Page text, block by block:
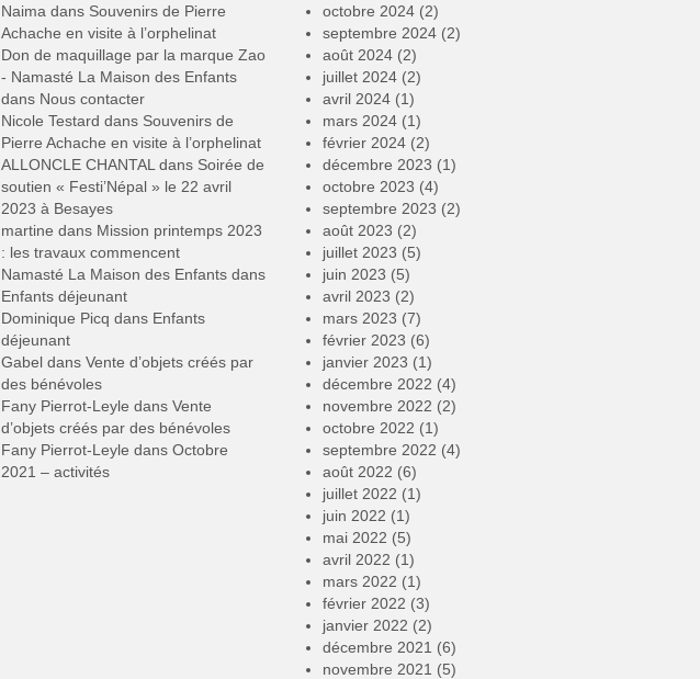
Naima dans Souvenirs de Pierre
Achache en visite à l’orphelinat
Don de maquillage par la marque Zao
- Namasté La Maison des Enfants
dans Nous contacter
Nicole Testard dans Souvenirs de
Pierre Achache en visite à l’orphelinat
ALLONCLE CHANTAL dans Soirée de
soutien « Festi’Népal » le 22 avril
2023 à Besayes
martine dans Mission printemps 2023
: les travaux commencent
Namasté La Maison des Enfants dans
Enfants déjeunant
Dominique Picq dans Enfants
déjeunant
Gabel dans Vente d’objets créés par
des bénévoles
Fany Pierrot-Leyle dans Vente
d’objets créés par des bénévoles
Fany Pierrot-Leyle dans Octobre
2021 – activités
octobre 2024(2)
septembre 2024(2)
août 2024(2)
juillet 2024(2)
avril 2024(1)
mars 2024(1)
février 2024(2)
décembre 2023 (1)
octobre 2023 (4)
septembre 2023 (2)
août 2023 (2)
juillet 2023 (5)
juin 2023 (5)
avril 2023 (2)
mars 2023 (7)
février 2023 (6)
janvier 2023 (1)
décembre 2022 (4)
novembre 2022 (2)
octobre 2022 (1)
septembre 2022 (4)
août 2022 (6)
juillet 2022 (1)
juin 2022 (1)
mai 2022 (5)
avril 2022 (1)
mars 2022 (1)
février 2022 (3)
janvier 2022 (2)
décembre 2021 (6)
novembre 2021 (5)